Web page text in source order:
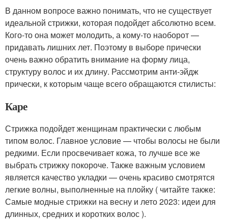
В данном вопросе важно понимать, что не существует
идеальной стрижки, которая подойдет абсолютно всем.
Кого-то она может молодить, а кому-то наоборот —
придавать лишних лет. Поэтому в выборе прически
очень важно обратить внимание на форму лица,
структуру волос и их длину. Рассмотрим анти-эйдж
прически, к которым чаще всего обращаются стилисты:
Каре
Стрижка подойдет женщинам практически с любым
типом волос. Главное условие — чтобы волосы не были
редкими. Если просвечивает кожа, то лучше все же
выбрать стрижку покороче. Также важным условием
является качество укладки — очень красиво смотрятся
легкие волны, выполненные на плойку ( читайте также:
Самые модные стрижки на весну и лето 2023: идеи для
длинных, средних и коротких волос ).